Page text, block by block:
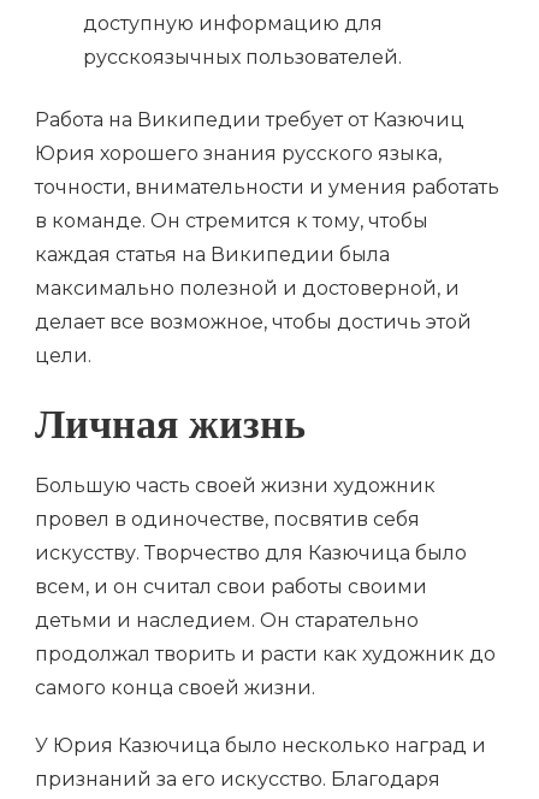
доступную информацию для
русскоязычных пользователей.
Работа на Википедии требует от Казючиц
Юрия хорошего знания русского языка,
точности, внимательности и умения работать
в команде. Он стремится к тому, чтобы
каждая статья на Википедии была
максимально полезной и достоверной, и
делает все возможное, чтобы достичь этой
цели.
Личная жизнь
Большую часть своей жизни художник
провел в одиночестве, посвятив себя
искусству. Творчество для Казючица было
всем, и он считал свои работы своими
детьми и наследием. Он старательно
продолжал творить и расти как художник до
самого конца своей жизни.
У Юрия Казючица было несколько наград и
признаний за его искусство. Благодаря